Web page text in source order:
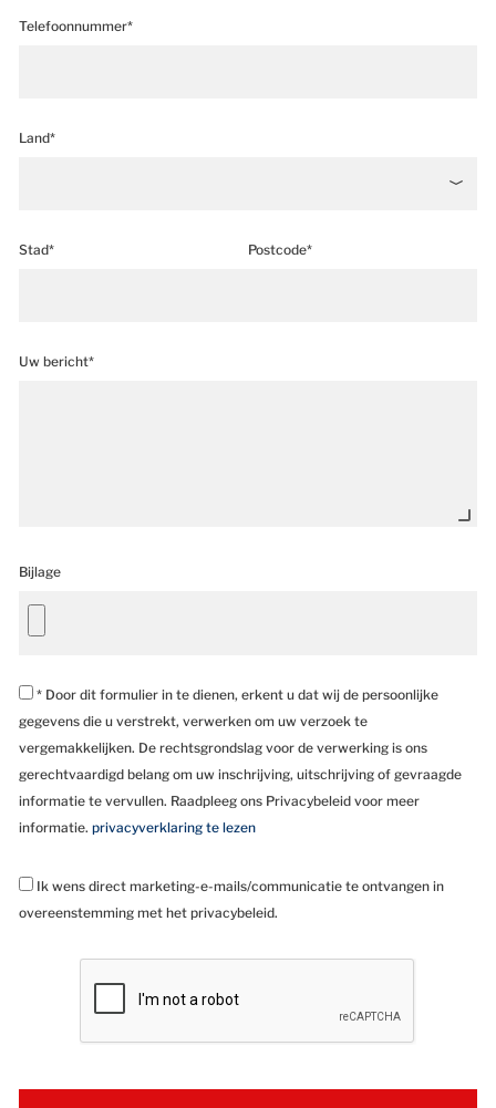
Telefoonnummer*
Land*
Stad* Postcode*
Uw bericht*
Bijlage
* Door dit formulier in te dienen, erkent u dat wij de persoonlijke
gegevens die u verstrekt, verwerken om uw verzoek te
vergemakkelijken. De rechtsgrondslag voor de verwerking is ons
gerechtvaardigd belang om uw inschrijving, uitschrijving of gevraagde
informatie te vervullen. Raadpleeg ons Privacybeleid voor meer
informatie. privacyverklaring te lezen
Ik wens direct marketing-e-mails/communicatie te ontvangen in
overeenstemming met het privacybeleid.